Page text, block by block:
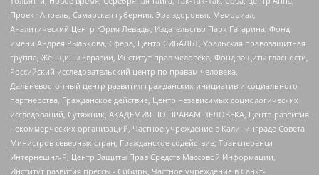
Проект Апрель, Самарская губерния, Эра здоровья, Мемориал,
Аналитический Центр Юрия Левады, Издательство Парк Гагарина, Фонд
имени Андрея Рылькова, Сфера, Центр СИБАЛЬТ, Уральская правозащитная
группа, Женщины Евразии, Институт прав человека, Фонд защиты гласности,
Российский исследовательский центр по правам человека,
Дальневосточный центр развития гражданских инициатив и социального
партнерства, Гражданское действие, Центр независимых социологических
исследований, Сутяжник, АКАДЕМИЯ ПО ПРАВАМ ЧЕЛОВЕКА, Центр развития
некоммерческих организаций, Частное учреждение в Калининграде Совета
Министров северных стран, Гражданское содействие, Трансперенси
Интернешнл-Р, Центр Защиты Прав Средств Массовой Информации,
Институт развития прессы - Сибирь, Частное учреждение в Санкт-